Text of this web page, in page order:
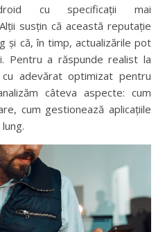
cu specificații mai
susțin că această reputație
și că, în timp, actualizările pot
Pentru a răspunde realist la
adevărat optimizat pentru
câteva aspecte: cum
cum gestionează aplicațiile